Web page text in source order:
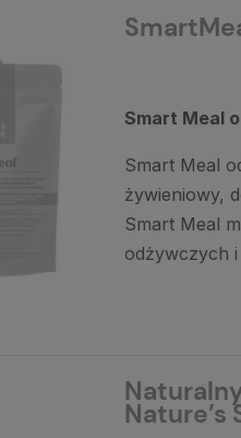
Smart Meal
Smart Meal
żywieniowy,
Smart Meal
odżywczych
Nature’s